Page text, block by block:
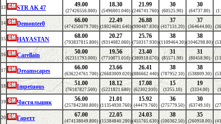
13 STR AK 47 49.00
(27426556.000)
18.30
(5496001.040)
21.99
(246741.760)
30
(60525.90)
30
(64737.80)
14 Demonter0 66.00
(474250079.700)
22.49
(18024681.640)
26.88
(990487.830)
37
(417131.20)
37
(364644.00)
15 HAYASTAN 68.00
(793837815.800)
20.27
(9314082.060)
25.76
(750317.930)
38
(1109464.30)
38
(1046298.80)
16 Carellain 50.00
(62311793.000)
19.56
(7710071.010)
23.40
(380918.670)
31
(85571.90)
31
(80458.90)
17 Dreamscapes 66.00
(636224761.700)
23.66
(26683009.020)
26.41
(886662.440)
38
(787952.10)
38
(538809.30)
18 Impetuous 51.00
(76187827.500)
18.12
(5221821.680)
17.08
(62302.910)
15
(1255.10)
19
(3334.00)
19 Чистяльщик 56.00
(257842380.800)
21.01
(11354930.760)
15.92
(44479.760)
36
(275779.50)
30
(63749.10)
20 Гаретт 67.00
(474138049.800)
22.05
(15384840.280)
24.03
(455765.630)
38
(500362.50)
35
(260958.00)